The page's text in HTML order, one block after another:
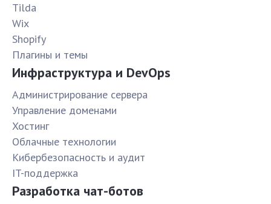
Tilda
Wix
Shopify
Плагины и темы
Инфраструктура и DevOps
Администрирование сервера
Управление доменами
Хостинг
Облачные технологии
Кибербезопасность и аудит
IT-поддержка
Разработка чат-ботов